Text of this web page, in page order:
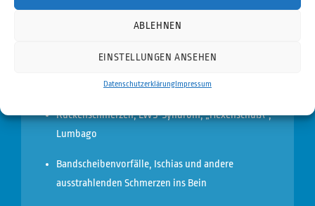
ABLEHNEN
EINSTELLUNGEN ANSEHEN
DatenschutzerklärungImpressum
Rückenschmerzen, LWS-Syndrom, „Hexenschuß\“,
Lumbago
Bandscheibenvorfälle, Ischias und andere
ausstrahlenden Schmerzen ins Bein